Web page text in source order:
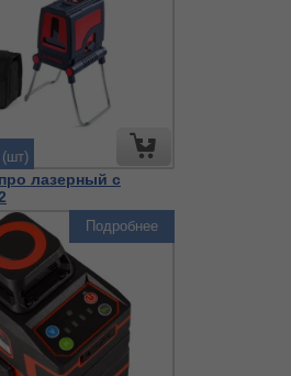
лазерный с
(шт)
Подробнее